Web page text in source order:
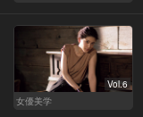
Vol.6
女優美学